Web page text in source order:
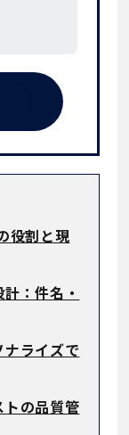
役割と現
：件名・
ライズで
の品質管